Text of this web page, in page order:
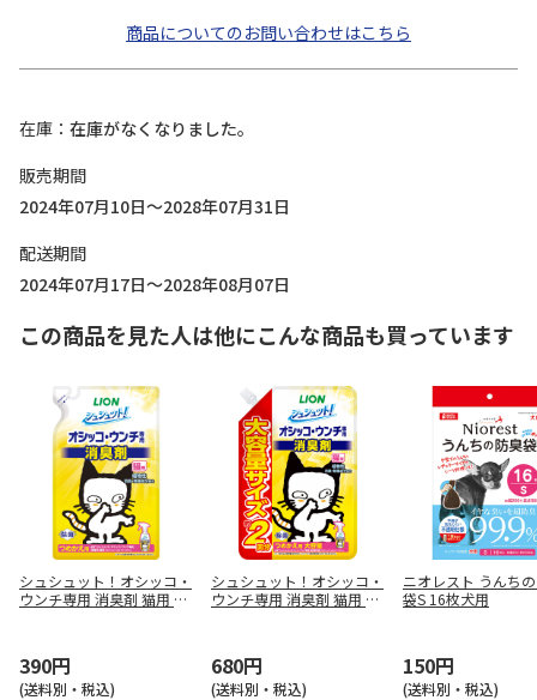
商品についてのお問い合わせはこちら
在庫
在庫がなくなりました。
販売期間
2024年07月10日～2028年07月31日
配送期間
2024年07月17日～2028年08月07日
この商品を見た人は他にこんな商品も買っています
シュシュット！オシッコ・
ウンチ専用 消臭剤 猫用 つ
390円
(送料別・税込)
シュシュット！オシッコ・
ウンチ専用 消臭剤 猫用 つ
680円
(送料別・税込)
ニオレスト うんち
袋S 16枚犬用
150円
(送料別・税込)